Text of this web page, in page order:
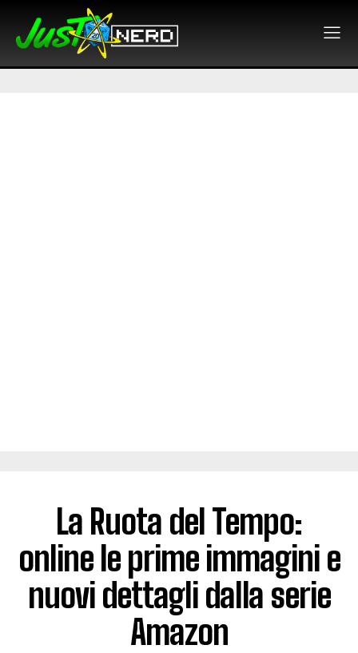
La Ruota del Tempo:
online le prime immagini e
nuovi dettagli dalla serie
Amazon